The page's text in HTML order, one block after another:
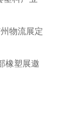
物流展定
橡塑展邀